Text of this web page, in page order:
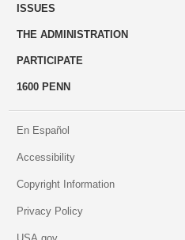
ISSUES
THE ADMINISTRATION
PARTICIPATE
1600 PENN
En Español
Accessibility
Copyright Information
Privacy Policy